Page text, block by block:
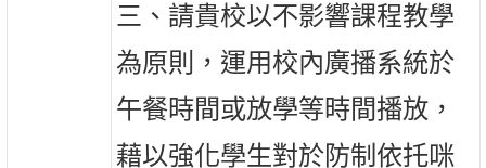
三、請貴校以不影響課程教學
為原則，運用校內廣播系統於
午餐時間或放學等時間播放，
藉以強化學生對於防制依托咪